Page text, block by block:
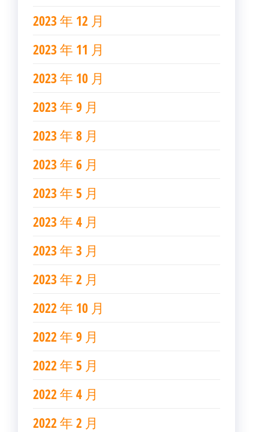
2023 年 12 月
2023 年 11 月
2023 年 10 月
2023 年 9 月
2023 年 8 月
2023 年 6 月
2023 年 5 月
2023 年 4 月
2023 年 3 月
2023 年 2 月
2022 年 10 月
2022 年 9 月
2022 年 5 月
2022 年 4 月
2022 年 2 月